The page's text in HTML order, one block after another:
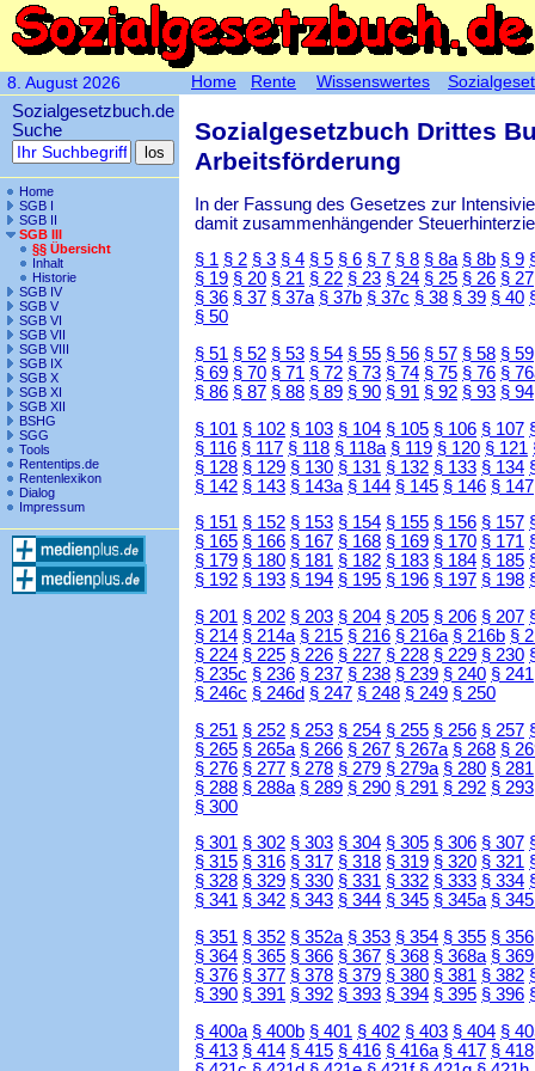
8. August 2026
Sozialgesetzbuch.de
Suche
Home
SGB I
SGB II
SGB III
§§ Übersicht
Inhalt
Historie
SGB IV
SGB V
SGB VI
SGB VII
SGB VIII
SGB IX
SGB X
SGB XI
SGB XII
BSHG
SGG
Tools
Rententips.de
Rentenlexikon
Dialog
Impressum
Sozialgesetzbuch Drittes
Arbeitsförderung
In der Fassung des Gesetzes zur
damit zusammenhängender
§ 1 § 2 § 3 § 4 § 5 § 6 § 7 § 8 § 8a § 8b § 9
§ 19 § 20 § 21 § 22 § 23 § 24 § 25 § 26 § 27
§ 36 § 37 § 37a § 37b § 37c § 38 § 39 § 40
§ 50
§ 51 § 52 § 53 § 54 § 55 § 56 § 57 § 58 § 59
§ 69 § 70 § 71 § 72 § 73 § 74 § 75 § 76 §
§ 86 § 87 § 88 § 89 § 90 § 91 § 92 § 93 § 94
§ 101 § 102 § 103 § 104 § 105 § 106 § 107
§ 116 § 117 § 118 § 118a § 119 § 120 § 121
§ 128 § 129 § 130 § 131 § 132 § 133 § 134
§ 142 § 143 § 143a § 144 § 145 § 146 § 147
§ 151 § 152 § 153 § 154 § 155 § 156 § 157
§ 165 § 166 § 167 § 168 § 169 § 170 § 171
§ 179 § 180 § 181 § 182 § 183 § 184 § 185
§ 192 § 193 § 194 § 195 § 196 § 197 § 198
§ 201 § 202 § 203 § 204 § 205 § 206 § 207
§ 214 § 214a § 215 § 216 § 216a § 216b §
§ 224 § 225 § 226 § 227 § 228 § 229 § 230
§ 235c § 236 § 237 § 238 § 239 § 240 § 241
§ 246c § 246d § 247 § 248 § 249 § 250
§ 251 § 252 § 253 § 254 § 255 § 256 § 257
§ 265 § 265a § 266 § 267 § 267a § 268 §
§ 276 § 277 § 278 § 279 § 279a § 280 § 281
§ 288 § 288a § 289 § 290 § 291 § 292 § 293
§ 300
§ 301 § 302 § 303 § 304 § 305 § 306 § 307
§ 315 § 316 § 317 § 318 § 319 § 320 § 321
§ 328 § 329 § 330 § 331 § 332 § 333 § 334
§ 341 § 342 § 343 § 344 § 345 § 345a §
§ 351 § 352 § 352a § 353 § 354 § 355 § 356
§ 364 § 365 § 366 § 367 § 368 § 368a § 369
§ 376 § 377 § 378 § 379 § 380 § 381 § 382
§ 390 § 391 § 392 § 393 § 394 § 395 § 396
§ 400a § 400b § 401 § 402 § 403 § 404 §
§ 413 § 414 § 415 § 416 § 416a § 417 § 418
Home Rente Wissenswertes